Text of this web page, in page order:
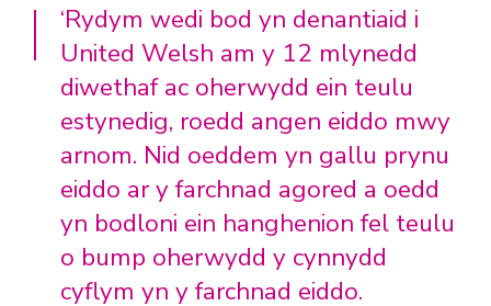
‘Rydym wedi bod yn denantiaid i
United Welsh am y 12 mlynedd
diwethaf ac oherwydd ein teulu
estynedig, roedd angen eiddo mwy
arnom. Nid oeddem yn gallu prynu
eiddo ar y farchnad agored a oedd
yn bodloni ein hanghenion fel teulu
o bump oherwydd y cynnydd
cyflym yn y farchnad eiddo.